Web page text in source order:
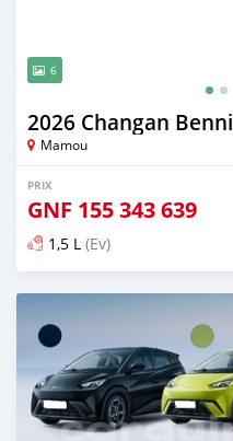
6
2026 Changan Benni
Mamou
PRIX
GNF 155 343 639
1,5 L (Ev)
Publié il y a 12 jours